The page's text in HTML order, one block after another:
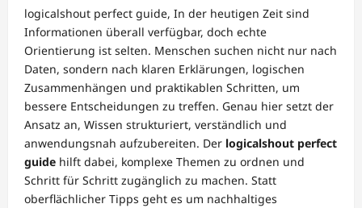
logicalshout perfect guide, In der heutigen Zeit sind
Informationen überall verfügbar, doch echte
Orientierung ist selten. Menschen suchen nicht nur nach
Daten, sondern nach klaren Erklärungen, logischen
Zusammenhängen und praktikablen Schritten, um
bessere Entscheidungen zu treffen. Genau hier setzt der
Ansatz an, Wissen strukturiert, verständlich und
anwendungsnah aufzubereiten. Der logicalshout perfect
guide hilft dabei, komplexe Themen zu ordnen und
Schritt für Schritt zugänglich zu machen. Statt
oberflächlicher Tipps geht es um nachhaltiges